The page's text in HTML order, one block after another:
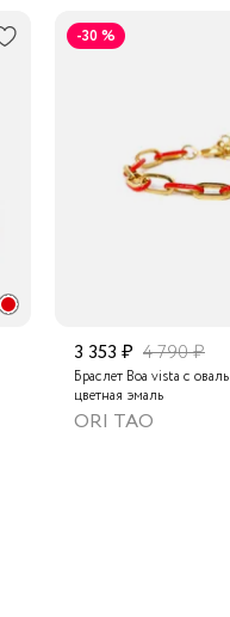
-30 %
3 353 ₽ 4 790 ₽
Браслет Boa vista с
цветная эмаль
ORI TAO